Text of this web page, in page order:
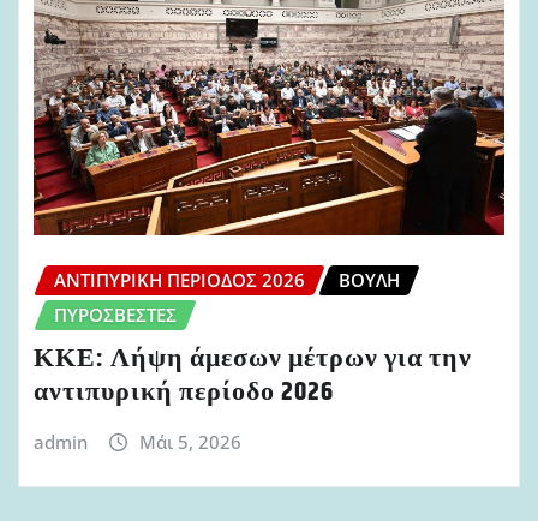
ΑΝΤΙΠΥΡΙΚΉ ΠΕΡΊΟΔΟΣ 2026
ΒΟΥΛΉ
ΠΥΡΟΣΒΈΣΤΕΣ
ΚΚΕ: Λήψη άμεσων μέτρων για την
αντιπυρική περίοδο 2026
admin Μάι 5, 2026